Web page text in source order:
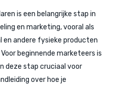
is een belangrijke stap in
en marketing, vooral als
andere fysieke producten
beginnende marketeers is
deze stap cruciaal voor
over hoe je